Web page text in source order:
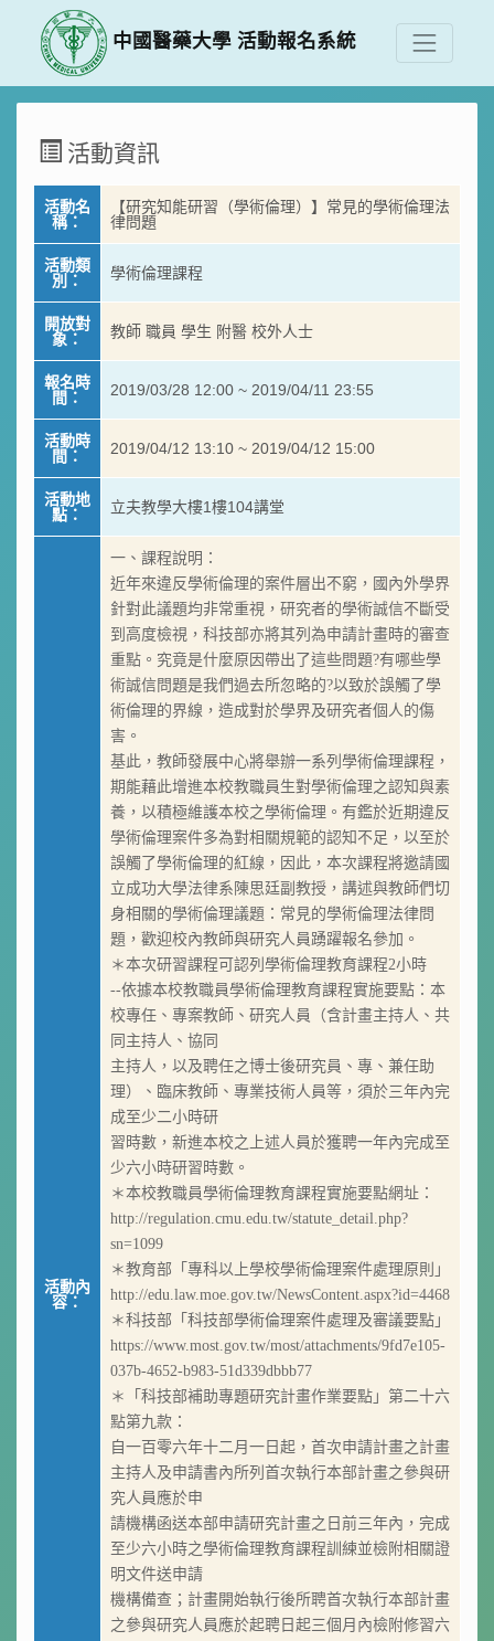
中國醫藥大學 活動報名系統
活動資訊
活動名
稱：
【研究知能研習（學術倫理）】常見的學術倫理法
律問題
活動類
別：
學術倫理課程
開放對
象：
教師 職員 學生 附醫 校外人士
報名時
間：
2019/03/28 12:00 ~ 2019/04/11 23:55
活動時
間：
2019/04/12 13:10 ~ 2019/04/12 15:00
活動地
點：
立夫教學大樓1樓104講堂
活動內
容：
一、課程說明：
近年來違反學術倫理的案件層出不窮，國內外學界
針對此議題均非常重視，研究者的學術誠信不斷受
到高度檢視，科技部亦將其列為申請計畫時的審查
重點。究竟是什麼原因帶出了這些問題?有哪些學
術誠信問題是我們過去所忽略的?以致於誤觸了學
術倫理的界線，造成對於學界及研究者個人的傷
害。
基此，教師發展中心將舉辦一系列學術倫理課程，
期能藉此增進本校教職員生對學術倫理之認知與素
養，以積極維護本校之學術倫理。有鑑於近期違反
學術倫理案件多為對相關規範的認知不足，以至於
誤觸了學術倫理的紅線，因此，本次課程將邀請國
立成功大學法律系陳思廷副教授，講述與教師們切
身相關的學術倫理議題：常見的學術倫理法律問
題，歡迎校內教師與研究人員踴躍報名參加。
＊本次研習課程可認列學術倫理教育課程2小時
--依據本校教職員學術倫理教育課程實施要點：本
校專任、專案教師、研究人員（含計畫主持人、共
同主持人、協同
主持人，以及聘任之博士後研究員、專、兼任助
理）、臨床教師、專業技術人員等，須於三年內完
成至少二小時研
習時數，新進本校之上述人員於獲聘一年內完成至
少六小時研習時數。
＊本校教職員學術倫理教育課程實施要點網址：
http://regulation.cmu.edu.tw/statute_detail.php?
sn=1099
＊教育部「專科以上學校學術倫理案件處理原則」
http://edu.law.moe.gov.tw/NewsContent.aspx?id=4468
＊科技部「科技部學術倫理案件處理及審議要點」
https://www.most.gov.tw/most/attachments/9fd7e105-
037b-4652-b983-51d339dbbb77
＊「科技部補助專題研究計畫作業要點」第二十六
點第九款：
自一百零六年十二月一日起，首次申請計畫之計畫
主持人及申請書內所列首次執行本部計畫之參與研
究人員應於申
請機構函送本部申請研究計畫之日前三年內，完成
至少六小時之學術倫理教育課程訓練並檢附相關證
明文件送申請
機構備查；計畫開始執行後所聘首次執行本部計畫
之參與研究人員應於起聘日起三個月內檢附修習六